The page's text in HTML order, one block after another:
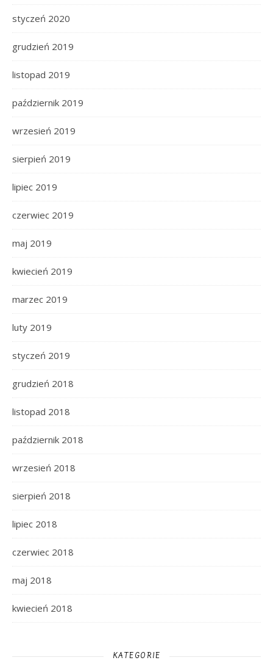
styczeń 2020
grudzień 2019
listopad 2019
październik 2019
wrzesień 2019
sierpień 2019
lipiec 2019
czerwiec 2019
maj 2019
kwiecień 2019
marzec 2019
luty 2019
styczeń 2019
grudzień 2018
listopad 2018
październik 2018
wrzesień 2018
sierpień 2018
lipiec 2018
czerwiec 2018
maj 2018
kwiecień 2018
KATEGORIE